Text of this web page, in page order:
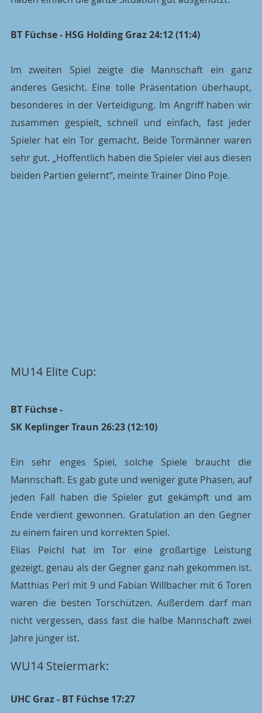
BT Füchse - HSG Holding Graz 24:12 (11:4)
Im zweiten Spiel zeigte die Mannschaft ein ganz
anderes Gesicht. Eine tolle Präsentation überhaupt,
besonderes in der Verteidigung. Im Angriff haben wir
zusammen gespielt, schnell und einfach, fast jeder
Spieler hat ein Tor gemacht. Beide Tormänner waren
sehr gut. „Hoffentlich haben die Spieler viel aus diesen
beiden Partien gelernt“, meinte Trainer Dino Poje.
MU14 Elite Cup:
BT Füchse -
SK Keplinger Traun 26:23 (12:10)
Ein sehr enges Spiel, solche Spiele braucht die
Mannschaft. Es gab gute und weniger gute Phasen, auf
jeden Fall haben die Spieler gut gekämpft und am
Ende verdient gewonnen. Gratulation an den Gegner
zu einem fairen und korrekten Spiel.
Elias Peichl hat im Tor eine großartige Leistung
gezeigt, genau als der Gegner ganz nah gekommen ist.
Matthias Perl mit 9 und Fabian Willbacher mit 6 Toren
waren die besten Torschützen. Außerdem darf man
nicht vergessen, dass fast die halbe Mannschaft zwei
Jahre jünger ist.
WU14 Steiermark:
UHC Graz - BT Füchse 17:27